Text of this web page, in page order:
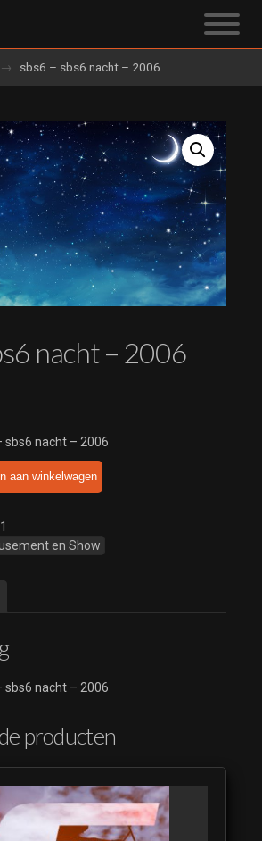
sbs6 – sbs6 nacht – 2006
nacht – 2006
sbs6 nacht – 2006
aan winkelwagen
en Show
sbs6 nacht – 2006
producten